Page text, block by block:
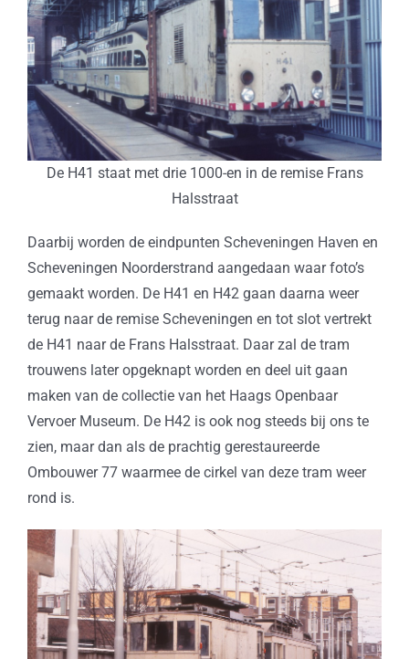
De H41 staat met drie 1000-en in de remise Frans
Halsstraat
Daarbij worden de eindpunten Scheveningen Haven en
Scheveningen Noorderstrand aangedaan waar foto’s
gemaakt worden. De H41 en H42 gaan daarna weer
terug naar de remise Scheveningen en tot slot vertrekt
de H41 naar de Frans Halsstraat. Daar zal de tram
trouwens later opgeknapt worden en deel uit gaan
maken van de collectie van het Haags Openbaar
Vervoer Museum. De H42 is ook nog steeds bij ons te
zien, maar dan als de prachtig gerestaureerde
Ombouwer 77 waarmee de cirkel van deze tram weer
rond is.